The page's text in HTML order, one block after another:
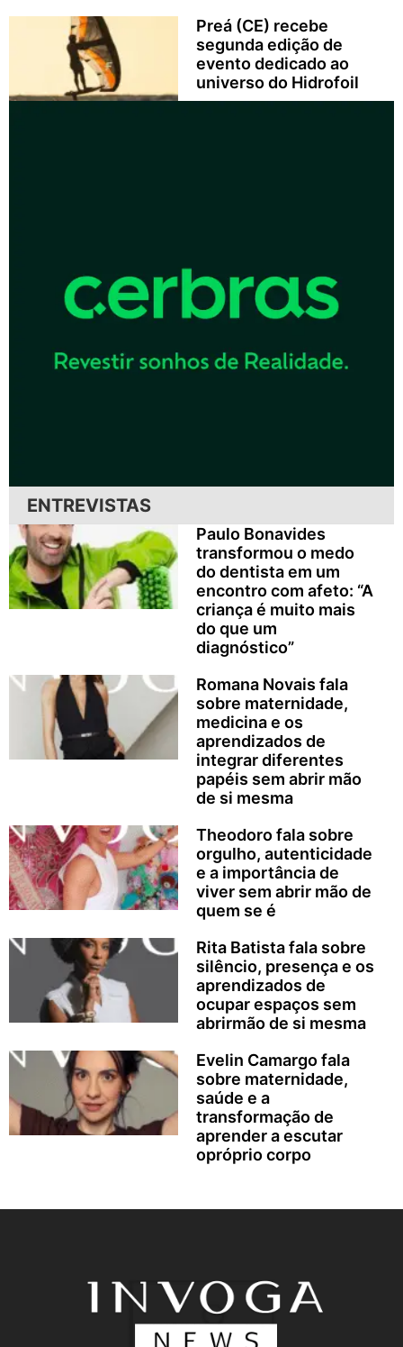
Preá (CE) recebe
segunda edição de
evento dedicado ao
universo do Hidrofoil
ENTREVISTAS
Paulo Bonavides
transformou o medo
do dentista em um
encontro com afeto: “A
criança é muito mais
do que um
diagnóstico”
Romana Novais fala
sobre maternidade,
medicina e os
aprendizados de
integrar diferentes
papéis sem abrir mão
de si mesma
Theodoro fala sobre
orgulho, autenticidade
e a importância de
viver sem abrir mão de
quem se é
Rita Batista fala sobre
silêncio, presença e os
aprendizados de
ocupar espaços sem
abrirmão de si mesma
Evelin Camargo fala
sobre maternidade,
saúde e a
transformação de
aprender a escutar
opróprio corpo